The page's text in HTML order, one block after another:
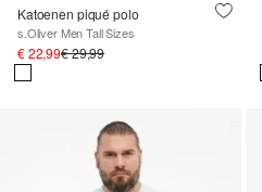
Katoenen piqué polo
s.Oliver Men Tall Sizes
€ 22,99€ 29,99